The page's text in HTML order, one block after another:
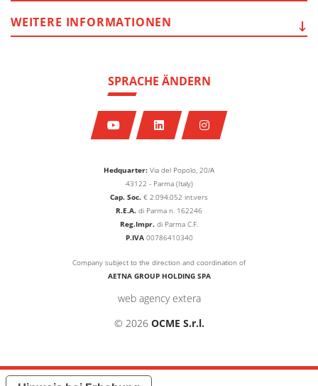
Hedquarter: Via del Popolo, 20/A
43122 - Parma (Italy)
Cap. Soc. € 2.094.052 int.vers
R.E.A. di Parma n. 162246
Reg.Impr. di Parma C.F.
P.IVA00786410340
Company subject to the direction and coordination of
AETNA GROUP HOLDING SPA
web agency extera
© 2026 OCME S.r.l.
SPRACHE ÄNDERN
WEITERE INFORMATIONEN